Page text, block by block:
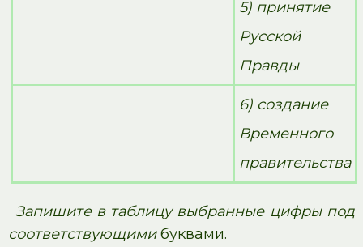
5) принятие
Русской
Правды
6) создание
Временного
правительства
Запишите в таблицу выбранные цифры под
соответствующимибуквами.